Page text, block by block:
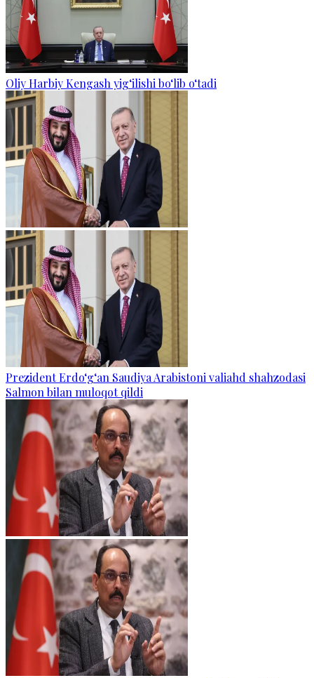
Oliy Harbiy Kengash yig‘ilishi bo‘lib o‘tadi
Prezident Erdo‘g‘an Saudiya Arabistoni valiahd shahzodasi
Salmon bilan muloqot qildi